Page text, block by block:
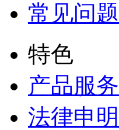
常见问题
特色
产品服务
法律申明